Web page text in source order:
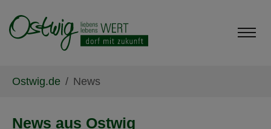
Ostwig.de News
News aus Ostwig